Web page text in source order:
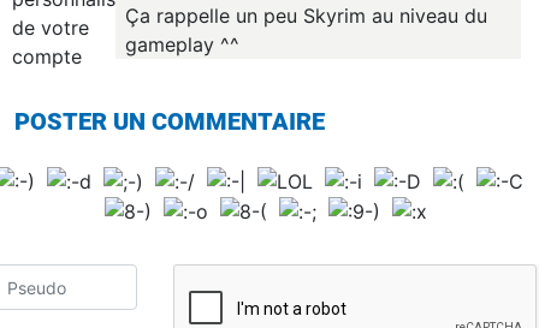
Ça rappelle un peu Skyrim au niveau du
gameplay ^^
POSTER UN COMMENTAIRE